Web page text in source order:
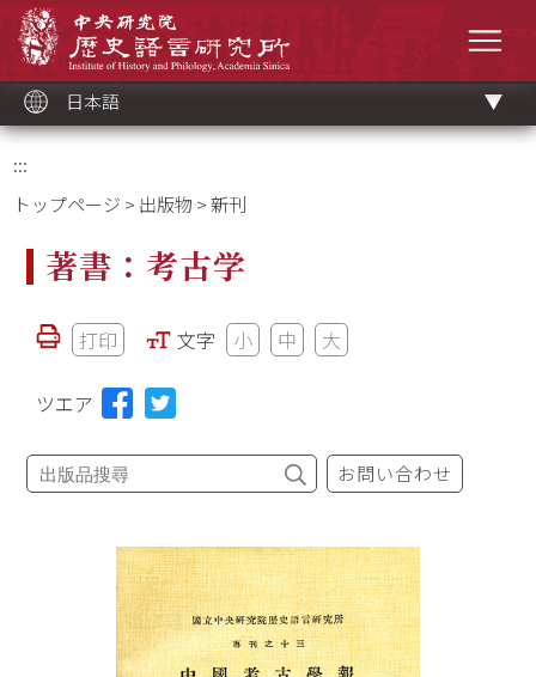
ッ
ク
日本語
:::
トップページ > 出版物 > 新刊
著書：考古学
打印 文字 小 中 大
ツエア
お問い合わせ